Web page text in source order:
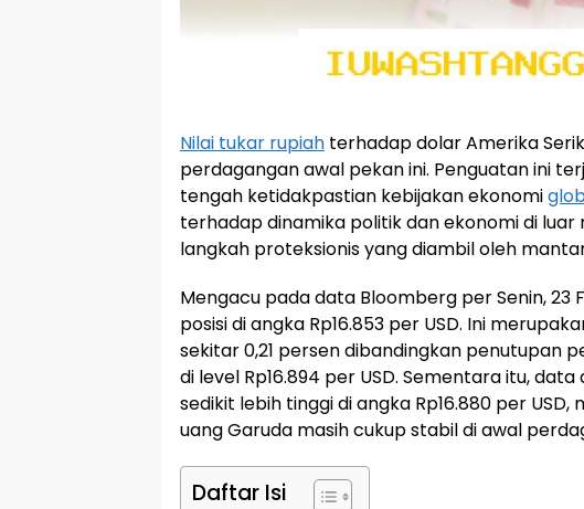
Nilai tukar rupiah terhadap dolar Amerika
perdagangan awal pekan ini. Penguatan ini
tengah ketidakpastian kebijakan ekonomi
terhadap dinamika politik dan ekonomi di luar
langkah proteksionis yang diambil oleh
Mengacu pada data Bloomberg per Senin,
posisi di angka Rp16.853 per USD. Ini
sekitar 0,21 persen dibandingkan penutupan
di level Rp16.894 per USD. Sementara itu,
sedikit lebih tinggi di angka Rp16.880 per
uang Garuda masih cukup stabil di awal
Daftar Isi